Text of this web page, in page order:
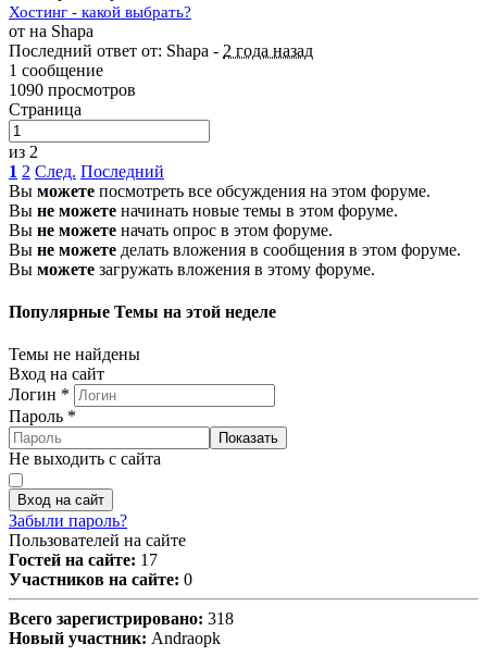
Хостинг - какой выбрать?
от на Shapa
Последний ответ от: Shapa - 2 года назад
1 сообщение
1090 просмотров
Страница
из 2
1 2 След. Последний
Вы можете посмотреть все обсуждения на этом форуме.
Вы не можете начинать новые темы в этом форуме.
Вы не можете начать опрос в этом форуме.
Вы не можете делать вложения в сообщения в этом форуме.
Вы можете загружать вложения в этому форуме.
Популярные Темы на этой неделе
Темы не найдены
Вход на сайт
Логин *
Пароль *
Показать
Не выходить с сайта
Вход на сайт
Забыли пароль?
Пользователей на сайте
Гостей на сайте: 17
Участников на сайте: 0
Всего зарегистрировано: 318
Новый участник: Andraopk